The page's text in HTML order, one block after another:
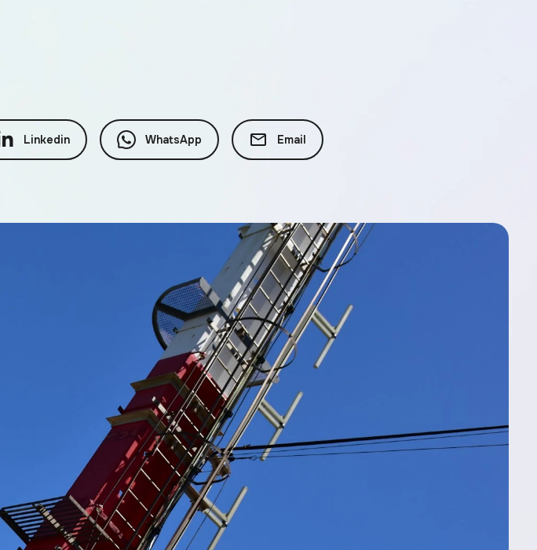
Linkedin WhatsApp Email